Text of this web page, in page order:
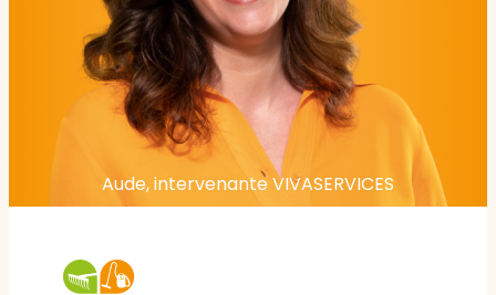
Aude, intervenante VIVASERVICES